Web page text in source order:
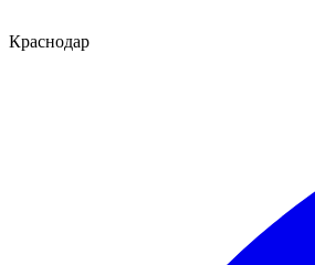
Краснодар